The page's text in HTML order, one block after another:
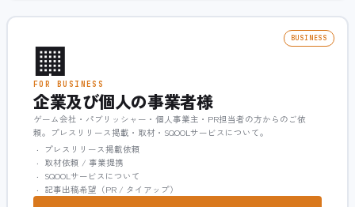
BUSINESS
🏢
FOR BUSINESS
企業及び個人の事業者様
ゲーム会社・パブリッシャー・個人事業主・PR担当者の方からのご依
頼。プレスリリース掲載・取材・SQOOLサービスについて。
プレスリリース掲載依頼
取材依頼 / 事業提携
SQOOLサービスについて
記事出稿希望（PR / タイアップ）